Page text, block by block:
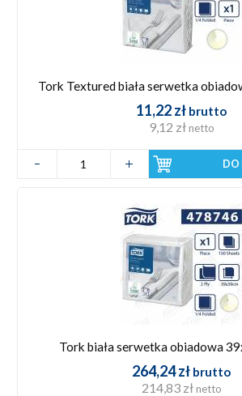
Tork Textured biała serwetka
11,22 zł brutto
9,12 zł netto
DO
Tork biała serwetka obiadowa
264,24 zł brutto
214,83 zł netto